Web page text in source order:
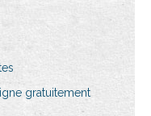
gratuitement